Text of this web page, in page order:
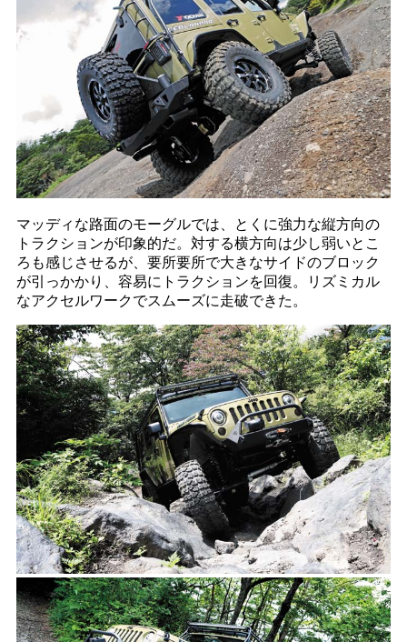
マッディな路面のモーグルでは、とくに強力な縦方向の
トラクションが印象的だ。対する横方向は少し弱いとこ
ろも感じさせるが、要所要所で大きなサイドのブロック
が引っかかり、容易にトラクションを回復。リズミカル
なアクセルワークでスムーズに走破できた。